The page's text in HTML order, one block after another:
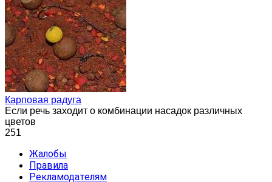
Карповая радуга
Если речь заходит о комбинации насадок различных
цветов
251
Жалобы
Правила
Рекламодателям